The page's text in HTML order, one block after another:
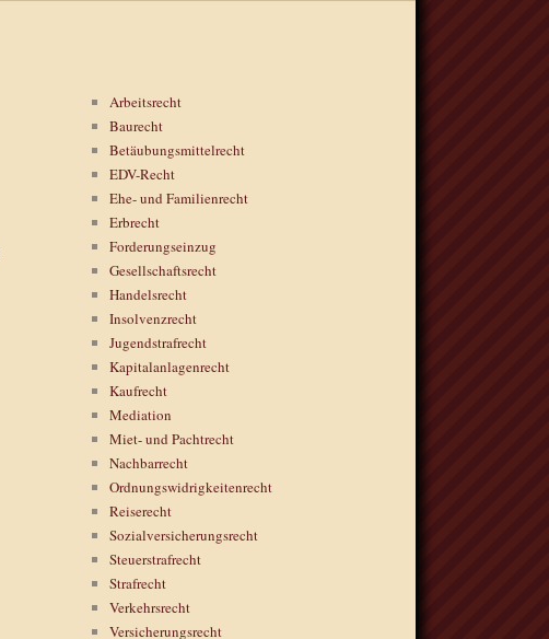
Arbeitsrecht
Baurecht
Betäubungsmittelrecht
EDV-Recht
Ehe- und Familienrecht
Erbrecht
Forderungseinzug
Gesellschaftsrecht
Handelsrecht
Insolvenzrecht
Jugendstrafrecht
Kapitalanlagenrecht
Kaufrecht
Mediation
Miet- und Pachtrecht
Nachbarrecht
Ordnungswidrigkeitenrecht
Reiserecht
Sozialversicherungsrecht
Steuerstrafrecht
Strafrecht
Verkehrsrecht
Versicherungsrecht